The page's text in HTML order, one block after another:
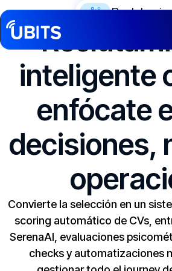
inteligente
enfócate
decisiones,
Convierte la selección en un
scoring automático de CVs,
SerenaAI, evaluaciones
checks y automatizaciones